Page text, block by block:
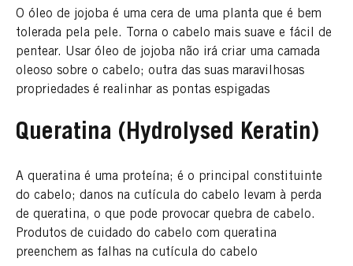
O óleo de jojoba é uma cera de uma planta que é bem
tolerada pela pele. Torna o cabelo mais suave e fácil de
pentear. Usar óleo de jojoba não irá criar uma camada
oleoso sobre o cabelo; outra das suas maravilhosas
propriedades é realinhar as pontas espigadas
Queratina (Hydrolysed Keratin)
A queratina é uma proteína; é o principal constituinte
do cabelo; danos na cutícula do cabelo levam à perda
de queratina, o que pode provocar quebra de cabelo.
Produtos de cuidado do cabelo com queratina
preenchem as falhas na cutícula do cabelo